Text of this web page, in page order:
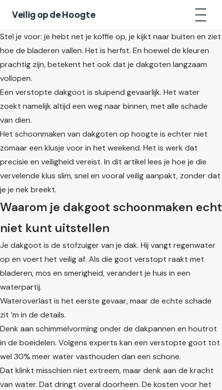
Veilig op de Hoogte
Stel je voor: je hebt net je koffie op, je kijkt naar buiten en ziet
hoe de bladeren vallen. Het is herfst. En hoewel de kleuren
prachtig zijn, betekent het ook dat je dakgoten langzaam
vollopen.
Een verstopte dakgoot is sluipend gevaarlijk. Het water
zoekt namelijk altijd een weg naar binnen, met alle schade
van dien.
Het schoonmaken van dakgoten op hoogte is echter niet
zomaar een klusje voor in het weekend. Het is werk dat
precisie en veiligheid vereist. In dit artikel lees je hoe je die
vervelende klus slim, snel en vooral veilig aanpakt, zonder dat
je je nek breekt.
Waarom je dakgoot schoonmaken echt
niet kunt uitstellen
Je dakgoot is de stofzuiger van je dak. Hij vangt regenwater
op en voert het veilig af. Als die goot verstopt raakt met
bladeren, mos en smerigheid, verandert je huis in een
waterpartij.
Wateroverlast is het eerste gevaar, maar de echte schade
zit ’m in de details.
Denk aan schimmelvorming onder de dakpannen en houtrot
in de boeidelen. Volgens experts kan een verstopte goot tot
wel 30% meer water vasthouden dan een schone.
Dat klinkt misschien niet extreem, maar denk aan de kracht
van water. Dat dringt overal doorheen. De kosten voor het